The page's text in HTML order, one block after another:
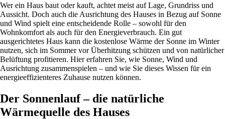
Wer ein Haus baut oder kauft, achtet meist auf Lage, Grundriss und
Aussicht. Doch auch die Ausrichtung des Hauses in Bezug auf Sonne
und Wind spielt eine entscheidende Rolle – sowohl für den
Wohnkomfort als auch für den Energieverbrauch. Ein gut
ausgerichtetes Haus kann die kostenlose Wärme der Sonne im Winter
nutzen, sich im Sommer vor Überhitzung schützen und von natürlicher
Belüftung profitieren. Hier erfahren Sie, wie Sonne, Wind und
Ausrichtung zusammenspielen – und wie Sie dieses Wissen für ein
energieeffizienteres Zuhause nutzen können.
Der Sonnenlauf – die natürliche
Wärmequelle des Hauses